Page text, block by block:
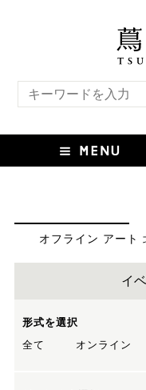
オフライン アート
イ
形式を選択
全て
オンライン